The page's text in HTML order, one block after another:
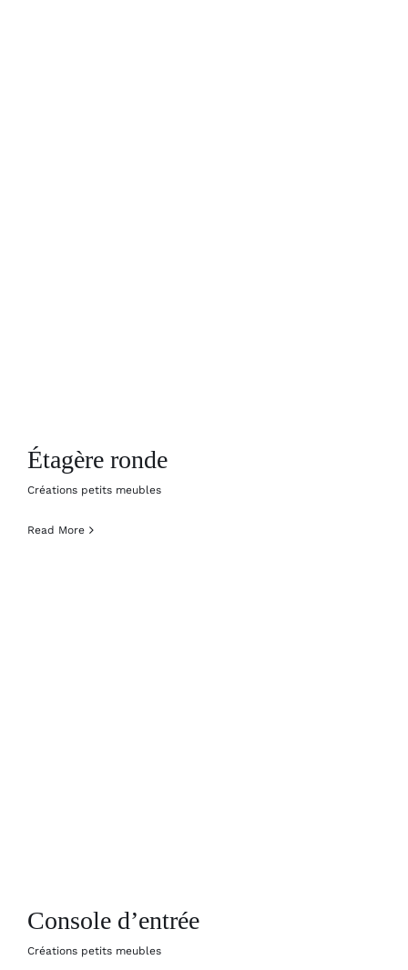
Étagère ronde
Créations petits meubles
Read More
Console d’entrée
Créations petits meubles